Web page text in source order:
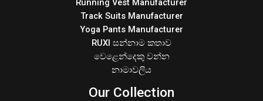
Running Vest Manufacturer
Track Suits Manufacturer
Yoga Pants Manufacturer
RUXI සන්නාම කතාව
වෙළෙන්දෙකු වන්න
නාමාවලිය
Our Collection